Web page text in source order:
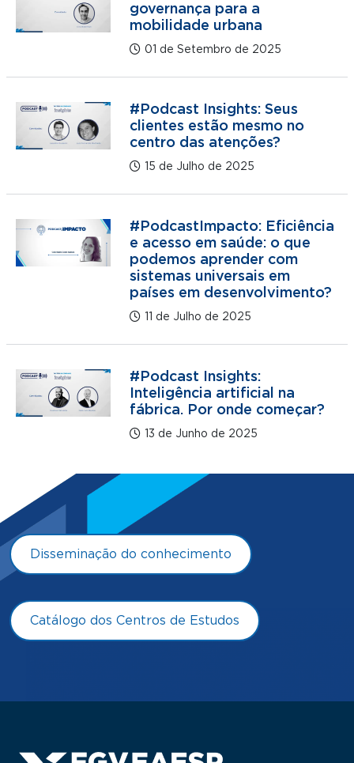
governança para a
mobilidade urbana
01 de Setembro de 2025
#Podcast Insights: Seus
clientes estão mesmo no
centro das atenções?
15 de Julho de 2025
#PodcastImpacto: Eficiência
e acesso em saúde: o que
podemos aprender com
sistemas universais em
países em desenvolvimento?
11 de Julho de 2025
#Podcast Insights:
Inteligência artificial na
fábrica. Por onde começar?
13 de Junho de 2025
Disseminação do conhecimento
Catálogo dos Centros de Estudos